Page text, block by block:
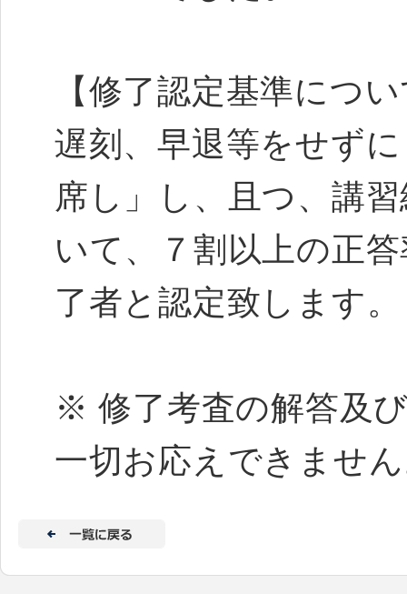
【修了認定基準につ
遅刻、早退等をせず
席し」し、且つ、講
いて、７割以上の正
了者と認定致します
※ 修了考査の解答及
一切お応えできませ